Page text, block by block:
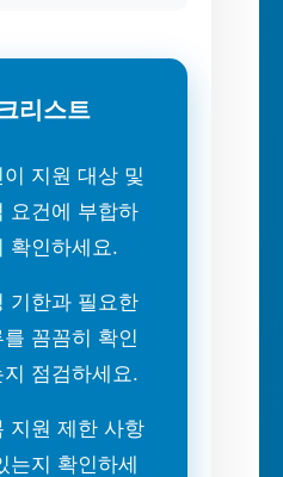
리스트
이 지원 대상 및
요건에 부합하
확인하세요.
기한과 필요한
를 꼼꼼히 확인
지 점검하세요.
지원 제한 사항
는지 확인하세